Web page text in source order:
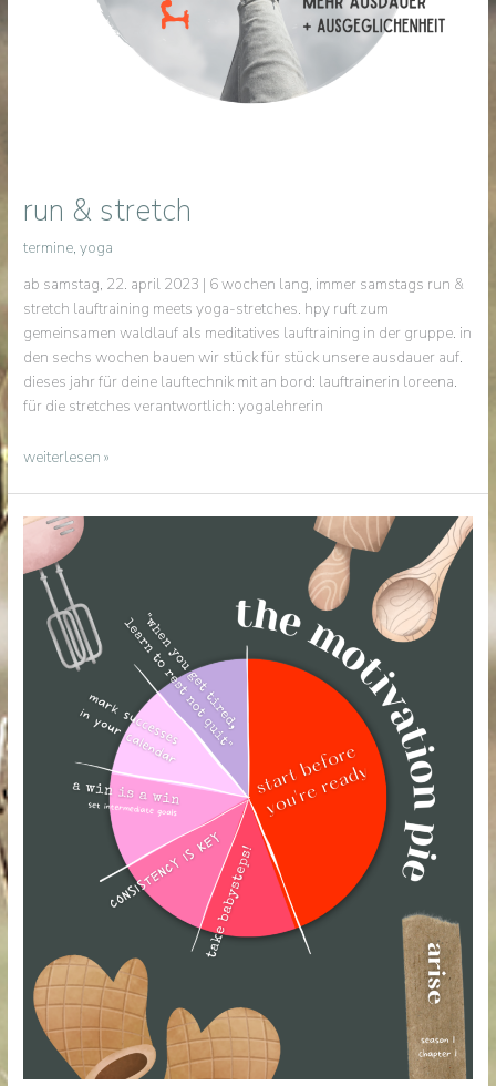
run & stretch
termine,yoga
ab samstag, 22. april 2023 | 6 wochen lang, immer samstags run &
stretch lauftraining meets yoga-stretches. hpy ruft zum
gemeinsamen waldlauf als meditatives lauftraining in der gruppe. in
den sechs wochen bauen wir stück für stück unsere ausdauer auf.
dieses jahr für deine lauftechnik mit an bord: lauftrainerin loreena.
für die stretches verantwortlich: yogalehrerin
run
weiterlesen »